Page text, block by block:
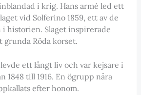
i krig. Hans armé led ett
vid Solferino 1859, ett av de
i historien. Slaget inspirerade
grunda Röda korset.
ett långt liv och var kejsare i
1848 till 1916. En ögrupp nära
efter honom.